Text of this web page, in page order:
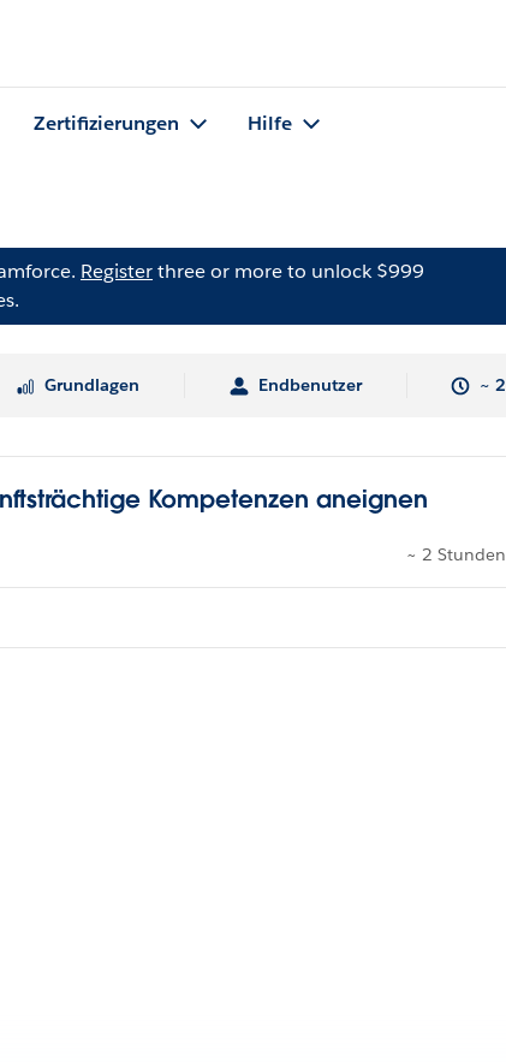
Zertifizierungen Hilfe
Registerthree or more to unlock $999
Grundlagen Endbenutzer ~
Kompetenzen aneignen
~ 2